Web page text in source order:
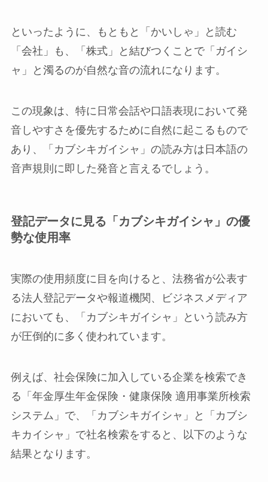
といったように、もともと「かいしゃ」と読む
「会社」も、「株式」と結びつくことで「ガイシ
ャ」と濁るのが自然な音の流れになります。
この現象は、特に日常会話や口語表現において発
音しやすさを優先するために自然に起こるもので
あり、「カブシキガイシャ」の読み方は日本語の
音声規則に即した発音と言えるでしょう。
登記データに見る「カブシキガイシャ」の優
勢な使用率
実際の使用頻度に目を向けると、法務省が公表す
る法人登記データや報道機関、ビジネスメディア
においても、「カブシキガイシャ」という読み方
が圧倒的に多く使われています。
例えば、社会保険に加入している企業を検索でき
る「年金厚生年金保険・健康保険 適用事業所検索
システム」で、「カブシキガイシャ」と「カブシ
キカイシャ」で社名検索をすると、以下のような
結果となります。